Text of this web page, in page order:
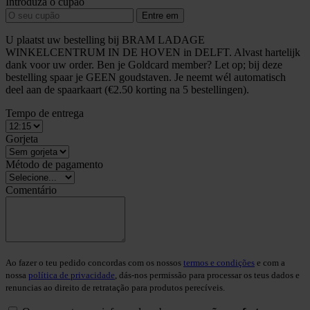
Entre em
U plaatst uw bestelling bij BRAM LADAGE
WINKELCENTRUM IN DE HOVEN in DELFT. Alvast hartelijk
dank voor uw order. Ben je Goldcard member? Let op; bij deze
bestelling spaar je GEEN goudstaven. Je neemt wél automatisch
deel aan de spaarkaart (€2.50 korting na 5 bestellingen).
Tempo de entrega
Gorjeta
Método de pagamento
Comentário
Ao fazer o teu pedido concordas com os nossos termos e condições e com a
nossa política de privacidade , dás-nos permissão para processar os teus dados e
renuncias ao direito de retratação para produtos perecíveis.